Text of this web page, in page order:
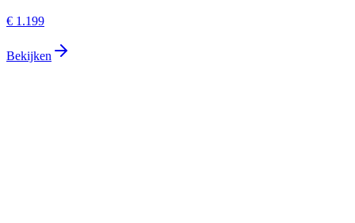
€ 1.199
Bekijken